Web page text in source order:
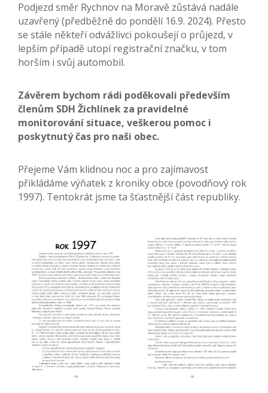
Podjezd směr Rychnov na Moravě zůstává nadále
uzavřený (předběžně do pondělí 16.9. 2024). Přesto
se stále někteří odvážlivci pokoušejí o průjezd, v
lepším případě utopí registrační značku, v tom
horším i svůj automobil.
Závěrem bychom rádi poděkovali především
členům SDH Žichlínek za pravidelné
monitorování situace, veškerou pomoc i
poskytnutý čas pro naši obec.
Přejeme Vám klidnou noc a pro zajímavost
přikládáme výňatek z kroniky obce (povodňový rok
1997). Tentokrát jsme ta šťastnější část republiky.